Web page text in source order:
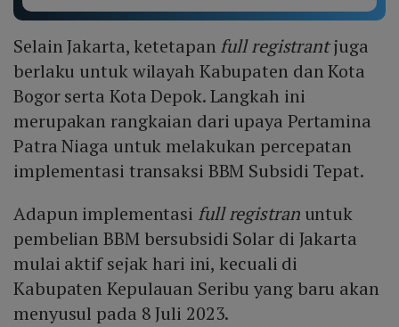
Selain Jakarta, ketetapan full registrantjuga
berlaku untuk wilayah Kabupaten dan Kota
Bogor serta Kota Depok. Langkah ini
merupakan rangkaian dari upaya Pertamina
Patra Niaga untuk melakukan percepatan
implementasi transaksi BBM Subsidi Tepat.
Adapun implementasi full registranuntuk
pembelian BBM bersubsidi Solar di Jakarta
mulai aktif sejak hari ini, kecuali di
Kabupaten Kepulauan Seribu yang baru akan
menyusul pada 8 Juli 2023.